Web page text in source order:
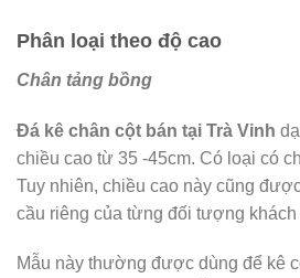
Phân loại theo độ cao
Chân tảng bồng
Đá kê chân cột bán tại Trà Vinh
chiều cao từ 35 -45cm. Có loại có
Tuy nhiên, chiều cao này cũng
cầu riêng của từng đối tượng khách
Mẫu này thường được dùng để kê